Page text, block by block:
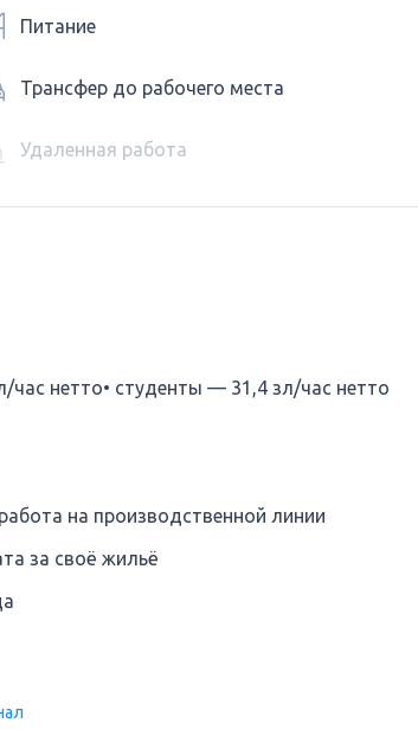
Питание
Трансфер до рабочего места
Удаленная работа
час нетто• студенты — 31,4 зл/час нетто
на производственной линии
за своё жильё